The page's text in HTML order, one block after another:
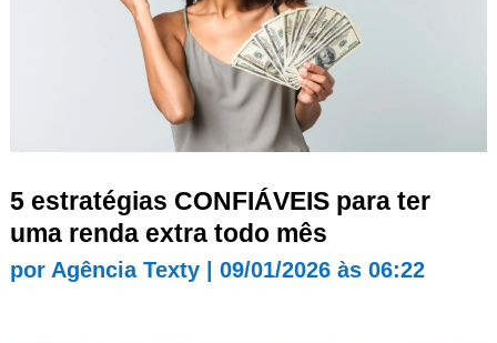
5 estratégias CONFIÁVEIS para ter
uma renda extra todo mês
por Agência Texty| 09/01/2026 às 06:22